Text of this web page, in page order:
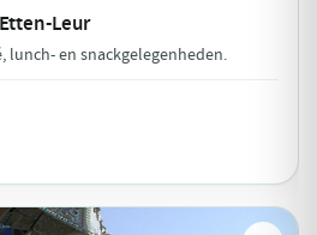
Etten-Leur
lunch- en snackgelegenheden.